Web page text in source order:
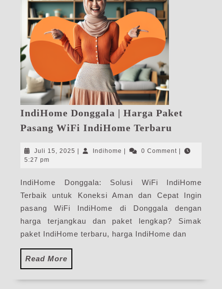
IndiHome Donggala | Harga Paket
Pasang WiFi IndiHome Terbaru
|
Pasang
WiFi
IndiHome
Terbaru
Juli 15, 2025 Juli
Indihome Indihome0 Comment
5:27 pm
IndiHome Donggala: Solusi WiFi IndiHome
Terbaik untuk Koneksi Aman dan Cepat Ingin
pasang WiFi IndiHome di Donggala dengan
harga terjangkau dan paket lengkap? Simak
paket IndiHome terbaru, harga IndiHome dan
Read More
More